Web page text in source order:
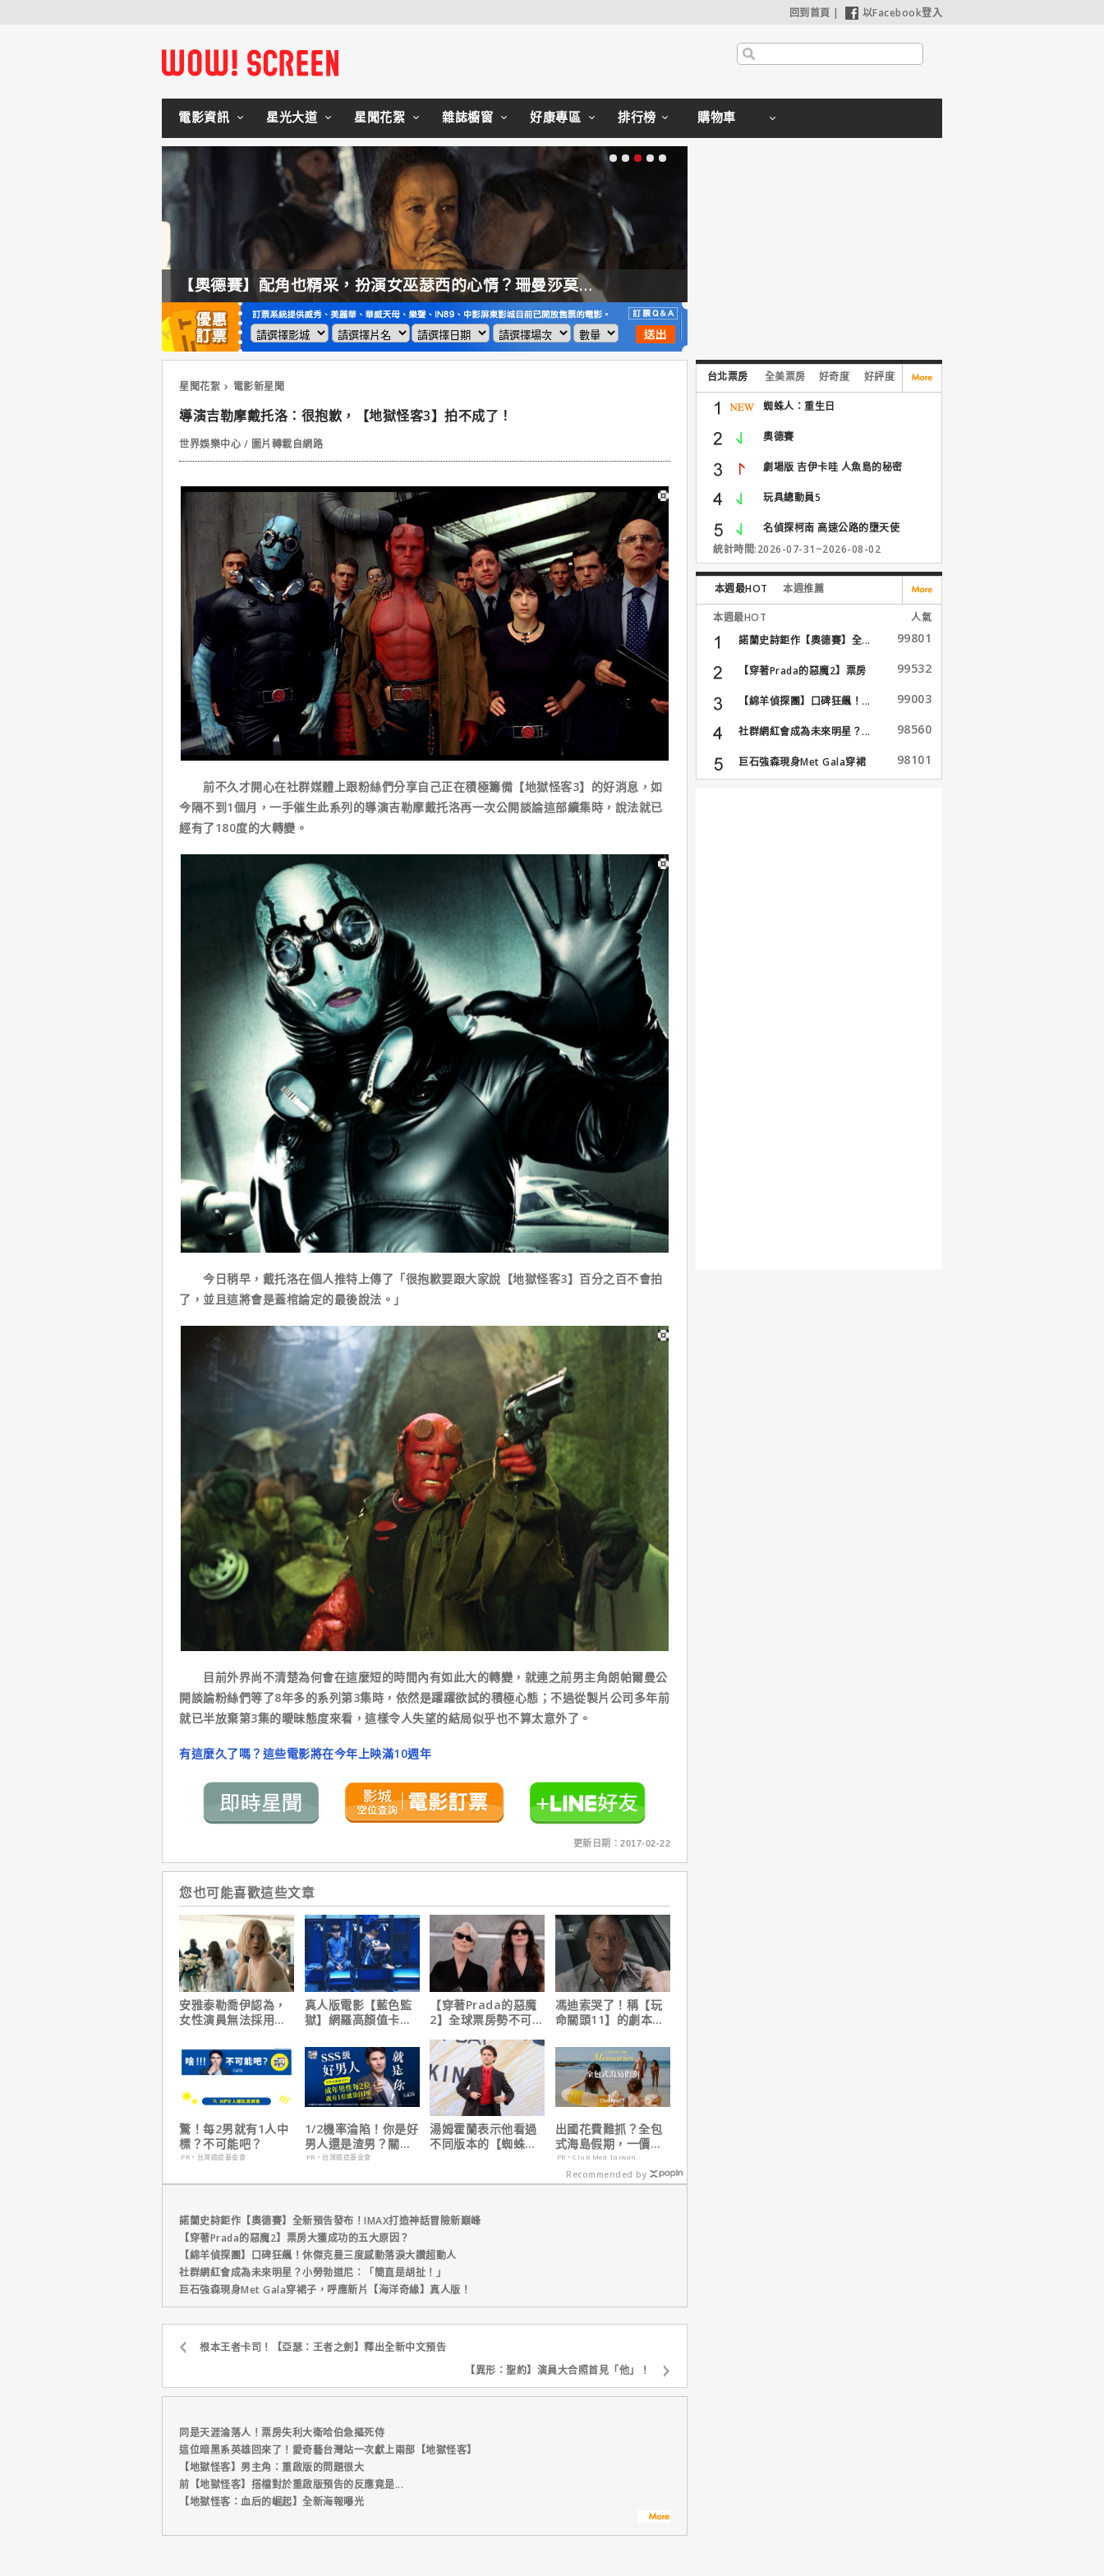
回到首頁 | 以Facebook登入
電影資訊 星光大道 星聞花絮 雜誌櫥窗 好康專區 排行榜 購物車
【奧德賽】配角也精采，扮演女巫瑟西的心情？珊曼莎莫頓：「感覺就像重生」
星聞花絮 電影新星聞
導演吉勒摩戴托洛：很抱歉，【地獄怪客3】拍不成了！
世界娛樂中心 / 圖片轉載自網路
前不久才開心在社群媒體上跟粉絲們分享自己正在積極籌備【地獄怪客3】的好消息，如
今隔不到1個月，一手催生此系列的導演吉勒摩戴托洛再一次公開談論這部續集時，說法就已
經有了180度的大轉變。
今日稍早，戴托洛在個人推特上傳了「很抱歉要跟大家說【地獄怪客3】百分之百不會拍
了，並且這將會是蓋棺論定的最後說法。」
目前外界尚不清楚為何會在這麼短的時間內有如此大的轉變，就連之前男主角朗帕爾曼公
開談論粉絲們等了8年多的系列第3集時，依然是躍躍欲試的積極心態；不過從製片公司多年前
就已半放棄第3集的曖昧態度來看，這樣令人失望的結局似乎也不算太意外了。
有這麼久了嗎？這些電影將在今年上映滿10週年
更新日期：2017-02-22
您也可能喜歡這些文章
安雅泰勒喬伊認為，
女性演員無法採用方
真人版電影【藍色監
獄】網羅高顏值卡司
【穿著Prada的惡魔
2】全球票房勢不可
軍、兩週狂破4.3億美
元
馮迪索哭了！稱【玩
命關頭11】的劇本是
驚！每2男就有1人中
標？不可能吧？
PR・台灣癌症基金會
1/2機率淪陷！你是好
男人還是渣男？關鍵
在這
PR・台灣癌症基金會
湯姆霍蘭表示他看過
不同版本的【蜘蛛
出國花費難抓？全包
式海島假期，一價搞
定食宿玩樂，省錢更
省心！
PR・Club Med Taiwan
Recommended by
諾蘭史詩鉅作【奧德賽】全新預告發布！IMAX打造神話冒險新巔峰
【穿著Prada的惡魔2】票房大獲成功的五大原因？
【綿羊偵探團】口碑狂飆！休傑克曼三度感動落淚大讚超動人
社群網紅會成為未來明星？小勞勃道尼：「簡直是胡扯！」
巨石強森現身Met Gala穿裙子，呼應新片【海洋奇緣】真人版！
根本王者卡司！【亞瑟：王者之劍】釋出全新中文預告
【異形：聖約】演員大合照首見「他」！
同是天涯淪落人！票房失利大衛哈伯急摳死侍
這位暗黑系英雄回來了！愛奇藝台灣站一次獻上兩部【地獄怪客】
【地獄怪客】男主角：重啟版的問題很大
前【地獄怪客】搭檔對於重啟版預告的反應竟是...
【地獄怪客：血后的崛起】全新海報曝光
台北票房 全美票房 好奇度 好評度
蜘蛛人：重生日
奧德賽
劇場版 吉伊卡哇 人魚島的秘密
玩具總動員5
名偵探柯南 高速公路的墮天使
統計時間:2026-07-31~2026-08-02
本週最HOT 本週推薦
本週最HOT
人氣
諾蘭史詩鉅作【奧德賽】全...
99801
【穿著Prada的惡魔2】票房
99532
【綿羊偵探團】口碑狂飆！... 99003
社群網紅會成為未來明星？... 98560
巨石強森現身Met Gala穿裙
子...
98101